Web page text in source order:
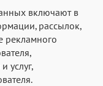
включают в
рассылок,
рекламного
услуг,